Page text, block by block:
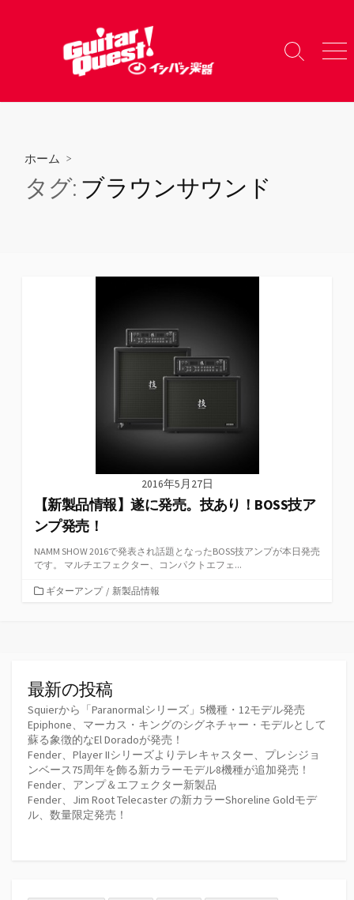
へ
検
り
メ
ー
ホーム >
タグ: ブラウンサウンド
2016年5月27日
【新製品情報】遂に発売。技あり！BOSS技ア
ンプ発売！
NAMM SHOW 2016で発表され話題となったBOSS技アンプが本日発売
です。 マルチエフェクター、コンパクトエフェ...
カギターアンプ / 新製品情報
最新の投稿
Squierから「Paranormalシリーズ」5機種・12モデル発売
Epiphone、マーカス・キングのシグネチャー・モデルとして
蘇る象徴的なEl Doradoが発売！
Fender、Player IIシリーズよりテレキャスター、プレシジョ
ンベース75周年を飾る新カラーモデル8機種が追加発売！
Fender、アンプ＆エフェクター新製品
Fender、Jim Root Telecaster の新カラーShoreline Goldモデ
ル、数量限定発売！